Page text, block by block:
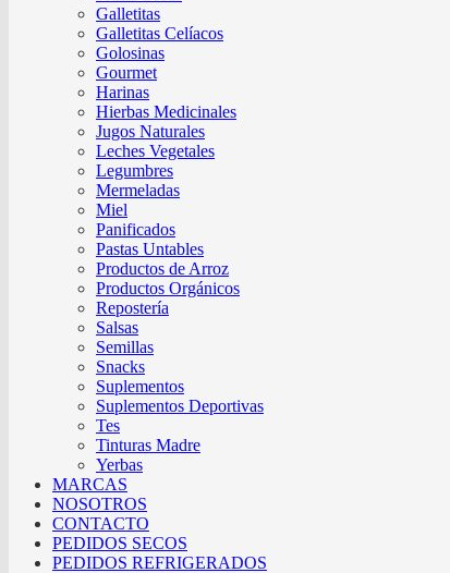
Galletitas
Galletitas Celíacos
Golosinas
Gourmet
Harinas
Hierbas Medicinales
Jugos Naturales
Leches Vegetales
Legumbres
Mermeladas
Miel
Panificados
Pastas Untables
Productos de Arroz
Productos Orgánicos
Repostería
Salsas
Semillas
Snacks
Suplementos
Suplementos Deportivas
Tes
Tinturas Madre
Yerbas
MARCAS
NOSOTROS
CONTACTO
PEDIDOS SECOS
PEDIDOS REFRIGERADOS